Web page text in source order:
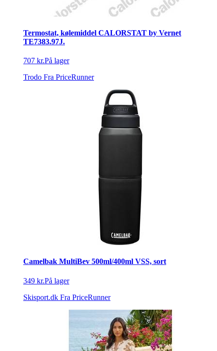
Termostat, kølemiddel CALORSTAT by Vernet
TE7383.97J.
707 kr.På lager
Trodo Fra PriceRunner
Camelbak MultiBev 500ml/400ml VSS, sort
349 kr.På lager
Skisport.dk Fra PriceRunner